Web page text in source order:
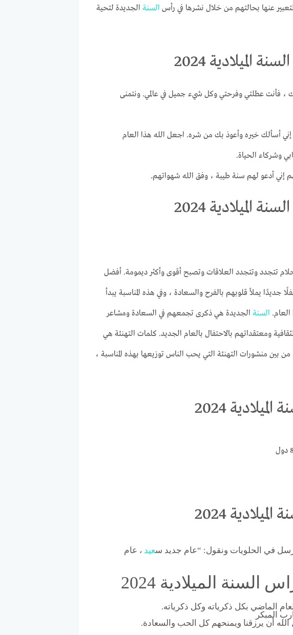
عنها بحالتهم من خلال نشرها في رأس السنة الجديدة لتحية
2024
، فأنت عطلتي وفرحتي وكل شيء جميل في عالمي. ونتمنى
أسألك خيره وأعوذ بك من شره. اجعل الله هذا العام
وشركاء الحياة.
إني أدعو لهم سنة طيبة ، وفق الله شهواتهم.
2024
تتجدد وتتجدد العلاقات وتصبح أقوى وأكثر ديمومة. أفضل
يملأ قلوبهم بالفرح والسعادة ، وفي هذه المناسبة يبدأ
السنة الجديدة هي ذكرى تجمعهم في السعادة ومشاعر
ومعتقداتهم بالاحتفال بالعام الجديد. كلمات التهنئة هي
بين منشورات التهنئة التي يحب الناس توزيعها بهذه المناسبة ،
2024
2024
في الحلويات ونقول: “عام جديد سعيد ، عام
الميلادية 2024
الماضي بكل ذكرياته وكل ذكرياته.
المبكر
أن يرزقنا ويمنحهم كل الحب والسعادة.